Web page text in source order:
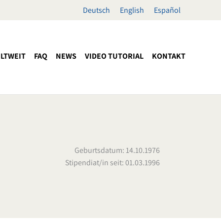
Deutsch English Español
FAQ NEWS VIDEO TUTORIAL KONTAKT
Geburtsdatum: 14.10.1976
Stipendiat/in seit: 01.03.1996